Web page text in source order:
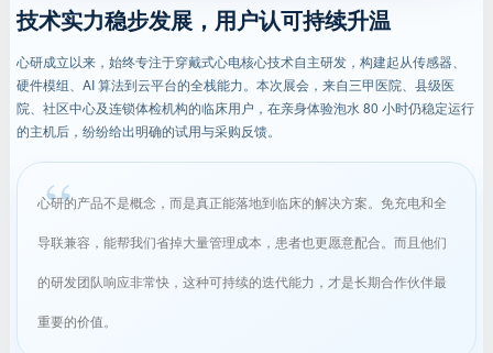
技术实力稳步发展，用户认可持续升温
心研成立以来，始终专注于穿戴式心电核心技术自主研发，构建起从传感器、
硬件模组、AI 算法到云平台的全栈能力。本次展会，来自三甲医院、县级医
院、社区中心及连锁体检机构的临床用户，在亲身体验泡水 80 小时仍稳定运行
的主机后，纷纷给出明确的试用与采购反馈。
心研的产品不是概念，而是真正能落地到临床的解决方案。免充电和全
导联兼容，能帮我们省掉大量管理成本，患者也更愿意配合。而且他们
的研发团队响应非常快，这种可持续的迭代能力，才是长期合作伙伴最
重要的价值。